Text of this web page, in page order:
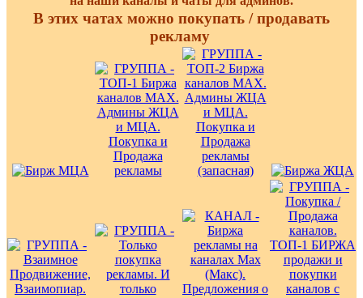
В этих чатах можно покупать / продавать
рекламу